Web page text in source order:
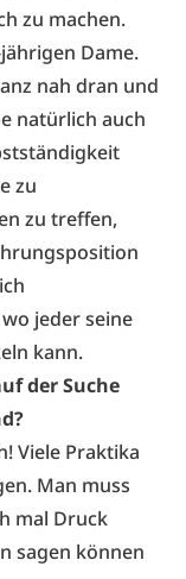
zu machen.
Dame.
nah dran und
natürlich auch
zu
zu treffen,
jeder seine
kann.
der Suche
Viele Praktika
Man muss
mal Druck
sagen können